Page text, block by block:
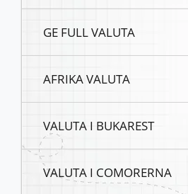
GE FULL VALUTA
AFRIKA VALUTA
VALUTA I BUKAREST
VALUTA I COMORERNA